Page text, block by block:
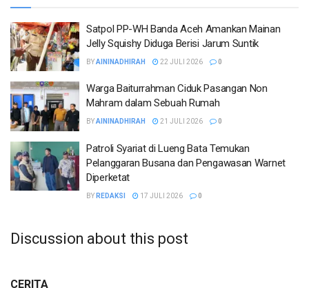
Satpol PP-WH Banda Aceh Amankan Mainan
Jelly Squishy Diduga Berisi Jarum Suntik
BYAININADHIRAH 22 JULI 2026 0
Warga Baiturrahman Ciduk Pasangan Non
Mahram dalam Sebuah Rumah
BYAININADHIRAH 21 JULI 2026 0
Patroli Syariat di Lueng Bata Temukan
Pelanggaran Busana dan Pengawasan Warnet
Diperketat
BY REDAKSI 17 JULI 2026 0
Discussion about this post
CERITA